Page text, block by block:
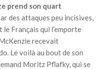
prend son quart
des attaques peu incisives,
Français qui l’emporte
recevait
Le voilà au bout de son
Moritz Pflafky, qui se